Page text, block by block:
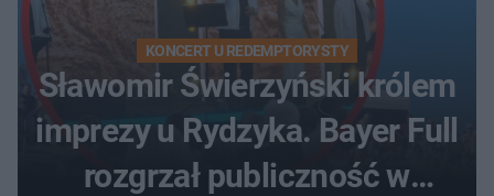
KONCERT U REDEMPTORYSTY
Sławomir Świerzyński królem
imprezy u Rydzyka. Bayer Full
rozgrzał publiczność w